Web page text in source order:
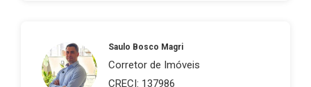
Saulo Bosco Magri
Corretor de Imóveis
CRECI: 137986